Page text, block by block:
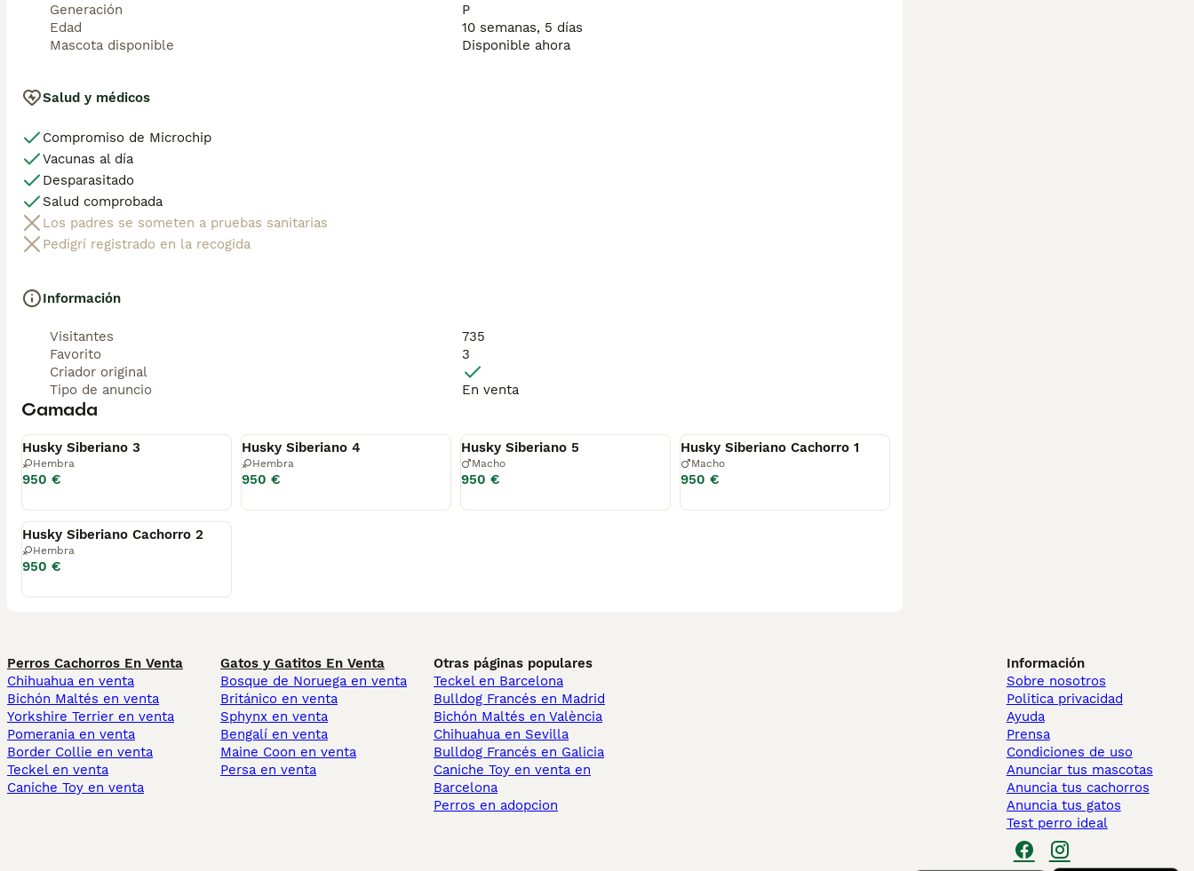
Generación
P
Edad
10 semanas, 5 días
Mascota disponible
Disponible ahora
Salud y médicos
Compromiso de Microchip
Vacunas al día
Desparasitado
Salud comprobada
Los padres se someten a pruebas sanitarias
Pedigrí registrado en la recogida
Información
Visitantes
735
Favorito
3
Criador original
Tipo de anuncio
En venta
Camada
Husky Siberiano 3
Hembra
950 €
Husky Siberiano 4
Hembra
950 €
Husky Siberiano 5
Macho
950 €
Husky Siberiano Cachorro 1
Macho
950 €
Reservado
Husky Siberiano Cachorro 2
Hembra
950 €
Perros Cachorros En Venta
Chihuahua en venta
Bichón Maltés en venta
Yorkshire Terrier en venta
Pomerania en venta
Border Collie en venta
Teckel en venta
Caniche Toy en venta
Gatos y Gatitos En Venta
Bosque de Noruega en venta
Británico en venta
Sphynx en venta
Bengalí en venta
Maine Coon en venta
Persa en venta
Otras páginas populares
Teckel en Barcelona
Bulldog Francés en Madrid
Bichón Maltés en València
Chihuahua en Sevilla
Bulldog Francés en Galicia
Caniche Toy en venta en
Barcelona
Perros en adopcion
Información
Sobre nosotros
Politica privacidad
Ayuda
Prensa
Condiciones de uso
Anunciar tus mascotas
Anuncia tus cachorros
Anuncia tus gatos
Test perro ideal